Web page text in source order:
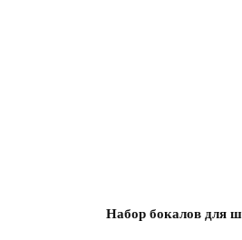
Набор бокалов для